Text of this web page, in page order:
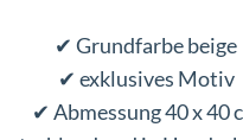
✔ Grundfarbe beige
✔ exklusives Motiv
✔ Abmessung 40 x 40